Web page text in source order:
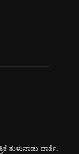
ತುಳುನಾಡು ವಾರ್ತೆ.